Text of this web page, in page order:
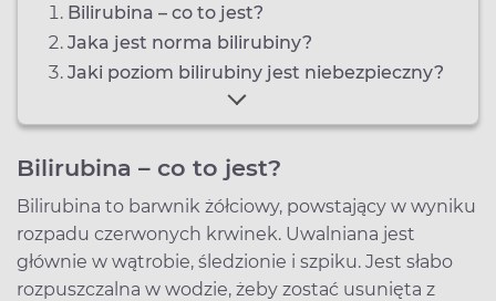
Bilirubina – co to jest?
Jaka jest norma bilirubiny?
Jaki poziom bilirubiny jest niebezpieczny?
Bilirubina – co to jest?
Bilirubina to barwnik żółciowy, powstający w wyniku
rozpadu czerwonych krwinek. Uwalniana jest
głównie w wątrobie, śledzionie i szpiku. Jest słabo
rozpuszczalna w wodzie, żeby zostać usunięta z